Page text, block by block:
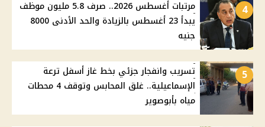
4
مرتبات أغسطس 2026.. صرف 5.8 مليون موظف
يبدأ 23 أغسطس بالزيادة والحد الأدنى 8000
جنيه
5
تسريب وانفجار جزئي بخط غاز أسفل ترعة
الإسماعيلية.. غلق المحابس وتوقف 4 محطات
مياه بأبوصوير